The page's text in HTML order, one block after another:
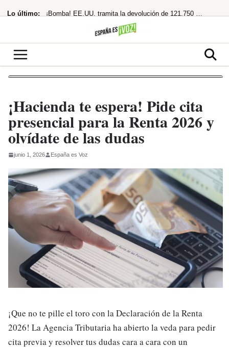
al Lo último: ¡Bomba! EE.UU. tramita la devolución de 121.750 millones por aranceles de Trump
¡Acusa una trama digital y deja un legado en llamas!
¡Hacienda te espera! Pide cita
presencial para la Renta 2026 y
olvídate de las dudas
junio 1, 2026 España es Voz
¡Que no te pille el toro con la Declaración de la Renta
2026! La Agencia Tributaria ha abierto la veda para pedir
cita previa y resolver tus dudas cara a cara con un